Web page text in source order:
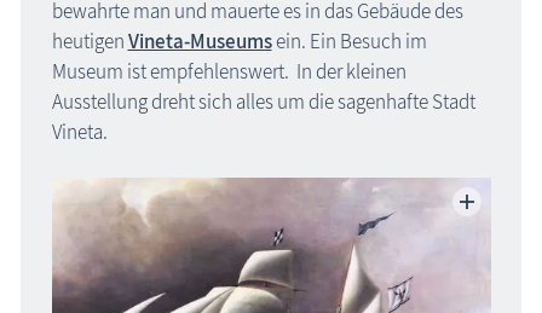
bewahrte man und mauerte es in das Gebäude des
heutigenVineta-Museumsein. Ein Besuch im
Museum ist empfehlenswert. In der kleinen
Ausstellung dreht sich alles um die sagenhafte Stadt
Vineta.